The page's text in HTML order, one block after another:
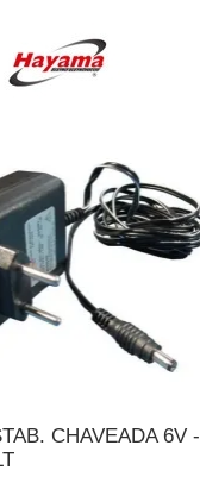
CHAVEADA 6V -